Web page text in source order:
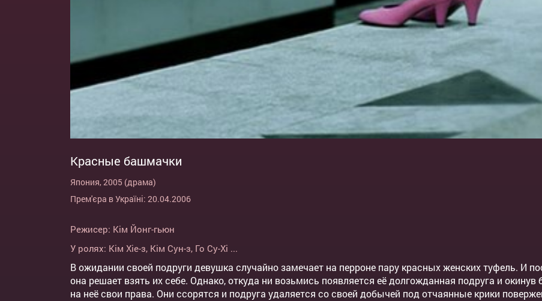
Красные башмачки
Япония, 2005 (драма)
Прем'єра в Україні: 20.04.2006
Режисер: Кім Йонг-гьюн
У ролях: Кім Хіе-з, Кім Сун-з, Го Су-Хі ...
В ожидании своей подруги девушка случайно замечает на перроне пару красных женских туфель. И
она решает взять их себе. Однако, откуда ни возьмись появляется её долгожданная подруга и
на неё свои права. Они ссорятся и подруга удаляется со своей добычей под отчаянные крики